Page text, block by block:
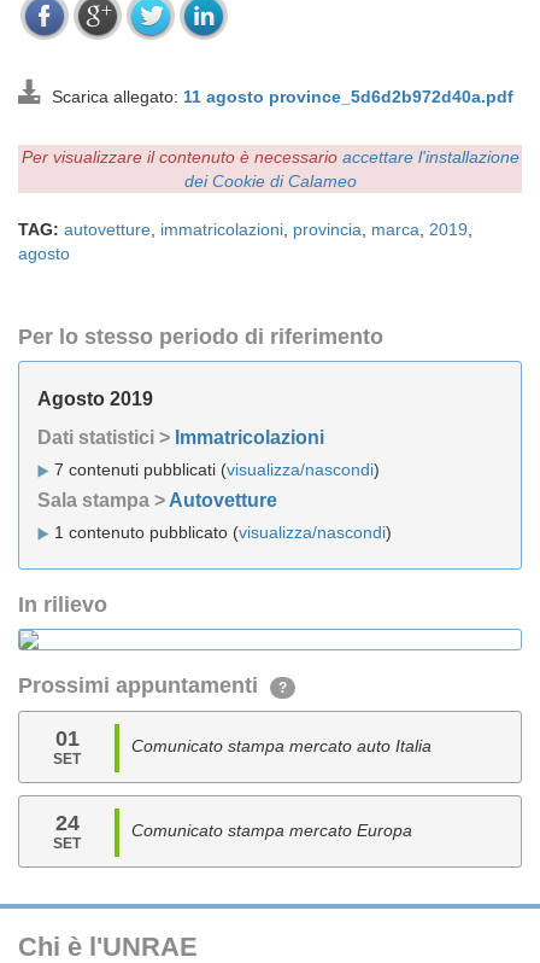
Scarica allegato: 11 agosto province_5d6d2b972d40a.pdf
Per visualizzare il contenuto è necessario accettare l'installazione
dei Cookie di Calameo
TAG: autovetture immatricolazioni provincia marca 2019
agosto
Per lo stesso periodo di riferimento
Agosto 2019
Dati statistici > Immatricolazioni
7 contenuti pubblicati (visualizza/nascondi)
Sala stampa > Autovetture
1 contenuto pubblicato (visualizza/nascondi)
In rilievo
Prossimi appuntamenti ?
01
SET
Comunicato stampa mercato auto Italia
24
SET
Comunicato stampa mercato Europa
Chi è l'UNRAE